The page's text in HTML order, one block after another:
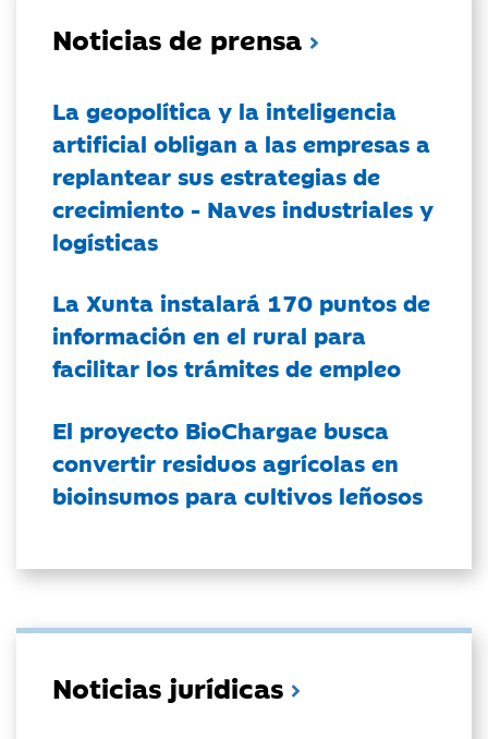
Noticias de prensa
La geopolítica y la inteligencia
artificial obligan a las empresas a
replantear sus estrategias de
crecimiento - Naves industriales y
logísticas
La Xunta instalará 170 puntos de
información en el rural para
facilitar los trámites de empleo
El proyecto BioChargae busca
convertir residuos agrícolas en
bioinsumos para cultivos leñosos
Noticias jurídicas